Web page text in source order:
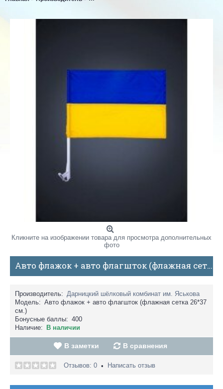
Кликните на изображении товара для просмотра дополнительных
фото
Авто флажок + авто флагшток (флажная сетка 26*37 см.)
Производитель: Дарницкий шёлковый комбинат им. Яськова
Модель: Авто флажок + авто флагшток (флажная сетка 26*37
см.)
Бонусные баллы: 400
Наличие:
В наличии
В заметки В сравнения
Отзывов: 0 • Написать отзыв